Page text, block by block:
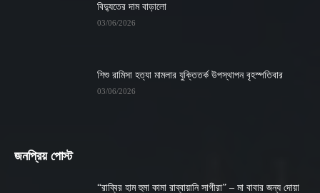
বিদ্যুতের দাম বাড়ালো
03/06/2026
শিশু রামিসা হত্যা মামলার যুক্তিতর্ক উপস্থাপন বৃহস্পতিবার
03/06/2026
জনপ্রিয় পোস্ট
“রাব্বির হাম হুমা কামা রাব্বায়ানি সাগীরা” – মা বাবার জন্য দোয়া